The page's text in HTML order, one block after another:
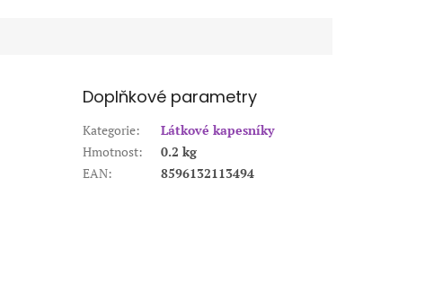
Doplňkové parametry
Kategorie:
Látkové kapesníky
Hmotnost:
0.2 kg
EAN: 8596132113494